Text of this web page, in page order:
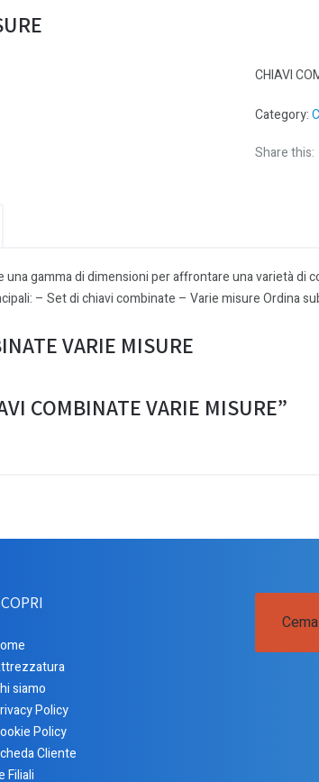
CHIAVI
Category:
Share this:
una gamma di dimensioni per affrontare una varietà
– Set di chiavi combinate – Varie misure Ordina
VARIE MISURE
COMBINATE VARIE MISURE”
siamo
Policy
Policy
Cliente
Filiali